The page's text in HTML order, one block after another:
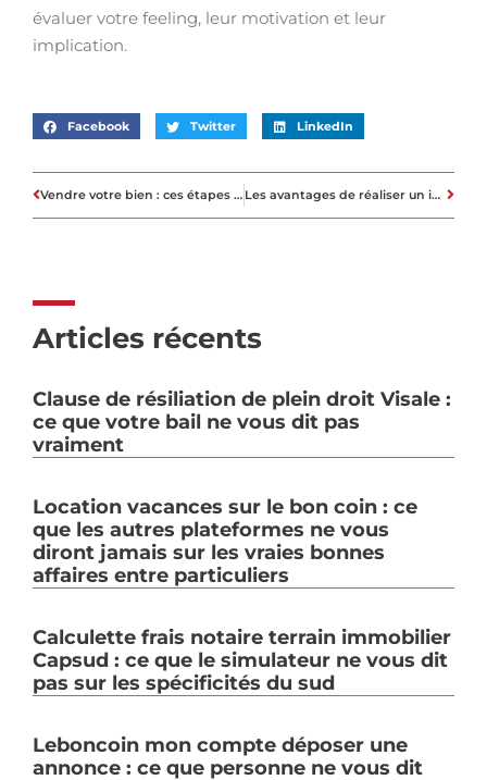
évaluer votre feeling, leur motivation et leur
implication.
Facebook Twitter LinkedIn
Vendre votre bien : ces étapes incontournables pour faire les meilleurs bénéfices Les avantages de réaliser un investissement immobilier à Bordeaux
Articles récents
Clause de résiliation de plein droit Visale :
ce que votre bail ne vous dit pas
vraiment
Location vacances sur le bon coin : ce
que les autres plateformes ne vous
diront jamais sur les vraies bonnes
affaires entre particuliers
Calculette frais notaire terrain immobilier
Capsud : ce que le simulateur ne vous dit
pas sur les spécificités du sud
Leboncoin mon compte déposer une
annonce : ce que personne ne vous dit